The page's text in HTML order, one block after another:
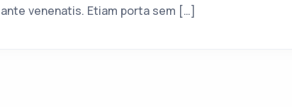
venenatis. Etiam porta sem […]